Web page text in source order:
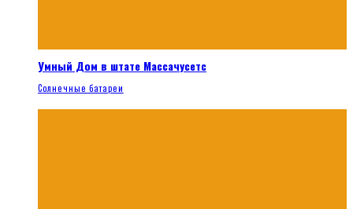
Умный Дом в штате Массачусетс
Солнечные батареи